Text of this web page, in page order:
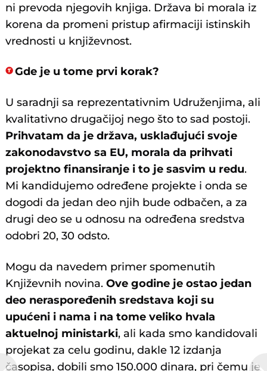
ni prevoda njegovih knjiga. Država bi morala iz
korena da promeni pristup afirmaciji istinskih
vrednosti u književnost.
Gde je u tome prvi korak?
U saradnji sa reprezentativnim Udruženjima, ali
kvalitativno drugačijoj nego što to sad postoji.
Prihvatam da je država, usklađujući svoje
zakonodavstvo sa EU, morala da prihvati
projektno finansiranje i to je sasvim u redu.
Mi kandidujemo određene projekte i onda se
dogodi da jedan deo njih bude odbačen, a za
drugi deo se u odnosu na određena sredstva
odobri 20, 30 odsto.
Mogu da navedem primer spomenutih
Književnih novina.Ove godine je ostao jedan
deo neraspoređenih sredstava koji su
upućeni i nama i na tome veliko hvala
aktuelnoj ministarki, ali kada smo kandidovali
projekat za celu godinu, dakle 12 izdanja
časopisa, dobili smo 150.000 dinara, pri čemu je